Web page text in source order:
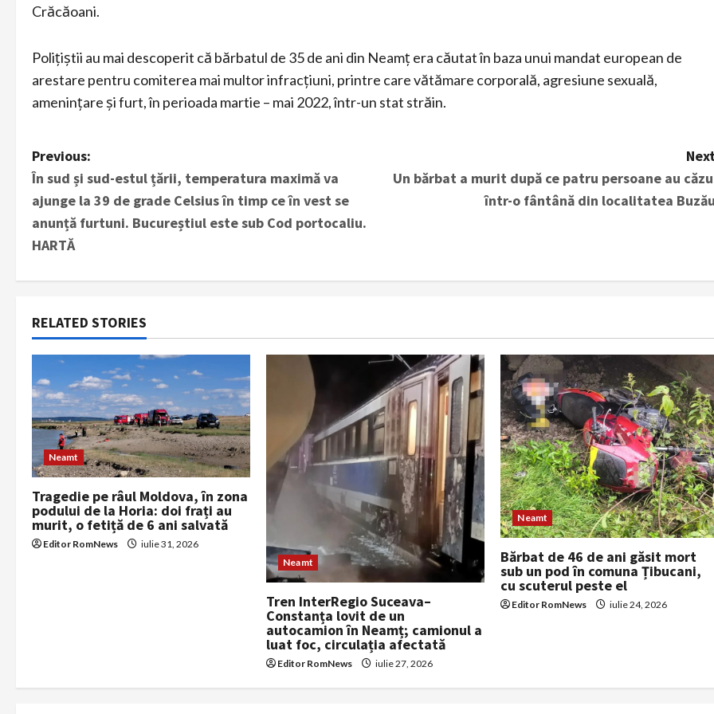
Crăcăoani.
Polițiștii au mai descoperit că bărbatul de 35 de ani din Neamț era căutat în baza unui mandat european de
arestare pentru comiterea mai multor infracțiuni, printre care vătămare corporală, agresiune sexuală,
amenințare și furt, în perioada martie – mai 2022, într-un stat străin.
P
o
s
a
v
i
g
a
t
i
Previous:
În sud și sud-estul țării, temperatura maximă va
ajunge la 39 de grade Celsius în timp ce în vest se
anunță furtuni. Bucureștiul este sub Cod portocaliu.
HARTĂ
Un bărbat a murit după ce patru persoane au
într-o fântână din localitatea
RELATED STORIES
Neamt
Tragedie pe râul Moldova, în zona
podului de la Horia: doi frați au
murit, o fetiță de 6 ani salvată
Editor RomNews
iulie 31, 2026
Neamt
Tren InterRegio Suceava–
Constanța lovit de un
autocamion în Neamț; camionul a
luat foc, circulația afectată
Editor RomNews iulie 27, 2026
Neamt
Bărbat de 46 de ani găsit mort
sub un pod în comuna Țibucani,
cu scuterul peste el
Editor RomNews iulie 24, 2026